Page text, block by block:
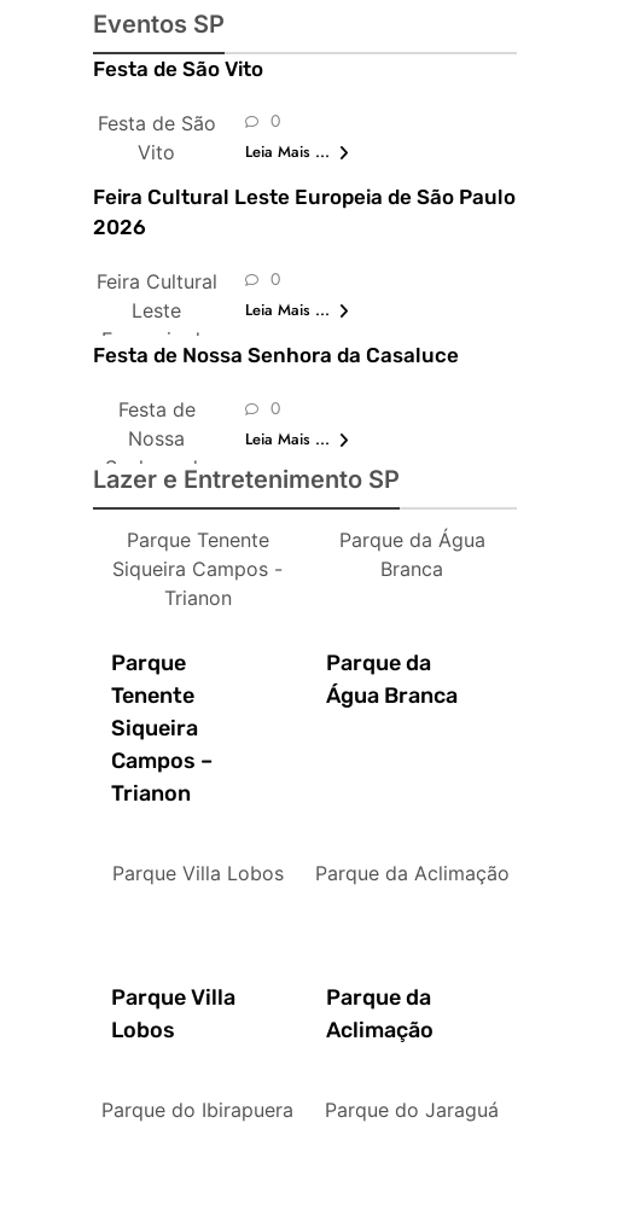
Eventos SP
Festa de São Vito
Festa de São
Vito
0
Leia Mais ...
Feira Cultural Leste Europeia de São Paulo
2026
Feira Cultural
Leste
Europeia de
São Paulo
0
Leia Mais ...
Festa de Nossa Senhora da Casaluce
Festa de
Nossa
Senhora da
Casaluce
0
Leia Mais ...
Lazer e Entretenimento SP
Parque Tenente
Siqueira Campos -
Trianon
Parque
Tenente
Siqueira
Campos –
Trianon
Parque da Água
Branca
Parque da
Água Branca
Parque Villa Lobos
Parque Villa
Lobos
Parque da Aclimação
Parque da
Aclimação
Parque do Ibirapuera Parque do Jaraguá